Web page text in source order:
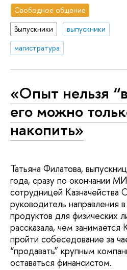
Свободное общение
Выпускники
выпускники
магистратура
«Опыт нельзя
его можно
накопить»
Татьяна Филатова,
года, сразу по окончании
сотрудницей Казначейства
руководитель направления
продуктов для физических
рассказала, чем занимается
пройти собеседование за
“продавать” крупным
оставаться финансистом.